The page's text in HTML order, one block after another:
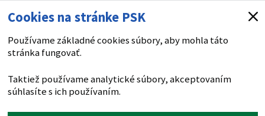
Cookies na stránke PSK
Používame základné cookies súbory, aby mohla táto
stránka fungovať.
Taktiež používame analytické súbory, akceptovaním
súhlasíte s ich používaním.